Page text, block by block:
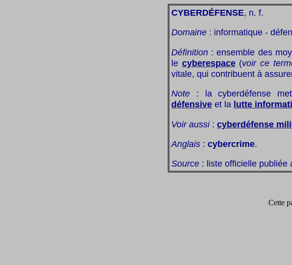
CYBERDÉFENSE, n. f.
Domaine : informatique -
Définition : ensemble des
le cyberespace(voir ce
vitale, qui contribuent à
Note : la cyberdéfense
défensive et la lutte
Voir aussi: cyberdéfense
Anglais : cybercrime.
Source : liste officielle publiée
Cette